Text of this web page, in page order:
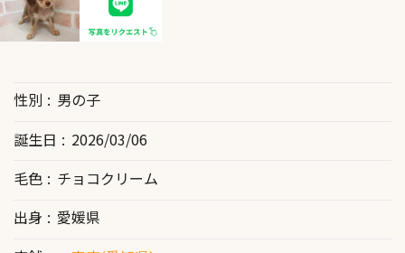
性別
男の子
誕生日
2026/03/06
毛色
チョコクリーム
出身
愛媛県